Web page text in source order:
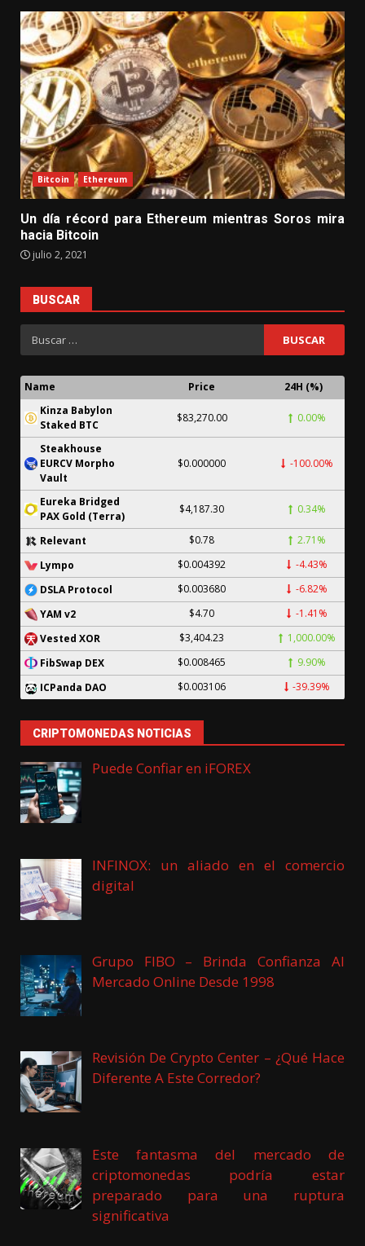
Bitcoin Ethereum
Un día récord para Ethereum mientras Soros mira
hacia Bitcoin
julio 2, 2021
BUSCAR
Name Price
24H (%)
Kinza Babylon
Staked BTC
$83,270.00 0.00%
Steakhouse
EURCV Morpho
Vault
$0.000000 -100.00%
Eureka Bridged
PAX Gold (Terra)
$4,187.30 0.34%
Relevant $0.78
2.71%
Lympo
$0.004392
-4.43%
DSLA Protocol
$0.003680
-6.82%
YAM v2
$4.70
-1.41%
Vested XOR
$3,404.23
1,000.00%
FibSwap DEX
$0.008465
9.90%
ICPanda DAO
$0.003106 -39.39%
CRIPTOMONEDAS NOTICIAS
Puede Confiar en iFOREX
INFINOX: un aliado en el comercio
digital
Grupo FIBO – Brinda Confianza Al
Mercado Online Desde 1998
Revisión De Crypto Center – ¿Qué Hace
Diferente A Este Corredor?
Este fantasma del mercado de
criptomonedas podría estar
preparado para una ruptura
significativa